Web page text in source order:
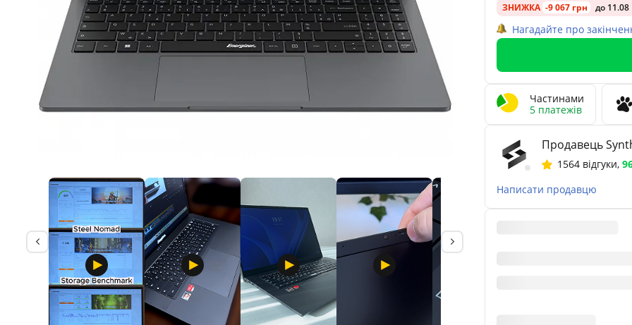
ЗНИЖКА -9 067 грн до 11.08
Нагадайте про
Частинами
5 платежів
Продавець
1564 відгуки,
Написати продавцю